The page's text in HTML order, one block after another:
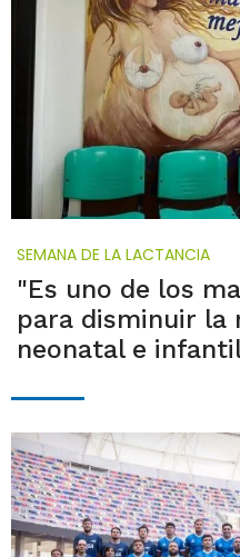
SEMANA DE LA LACTANCIA
"Es uno de los
para disminuir la
neonatal e